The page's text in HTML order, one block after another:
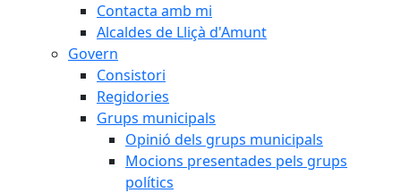
Contacta amb mi
Alcaldes de Lliçà d'Amunt
Govern
Consistori
Regidories
Grups municipals
Opinió dels grups municipals
Mocions presentades pels grups
polítics